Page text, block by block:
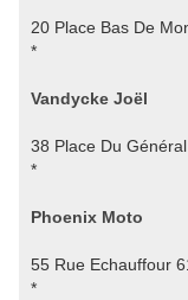
20 Place Bas De
*
Vandycke Joël
38 Place Du
*
Phoenix Moto
55 Rue Echauffour
*